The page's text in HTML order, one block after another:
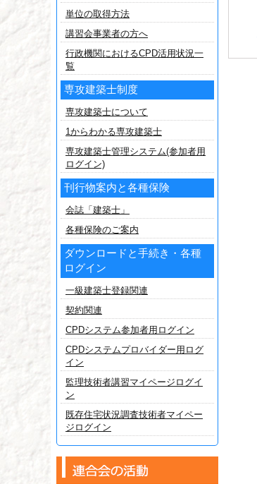
単位の取得方法
講習会事業者の方へ
行政機関におけるCPD活用状況一
覧
専攻建築士制度
専攻建築士について
1からわかる専攻建築士
専攻建築士管理システム(参加者用
ログイン)
刊行物案内と各種保険
会誌「建築士」
各種保険のご案内
ダウンロードと手続き・各種
ログイン
一級建築士登録関連
契約関連
CPDシステム参加者用ログイン
CPDシステムプロバイダー用ログ
イン
監理技術者講習マイページログイ
ン
既存住宅状況調査技術者マイペー
ジログイン